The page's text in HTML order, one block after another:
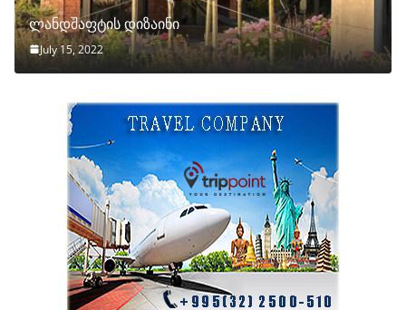
ლანდშაფტის დიზაინი
July 15, 2022